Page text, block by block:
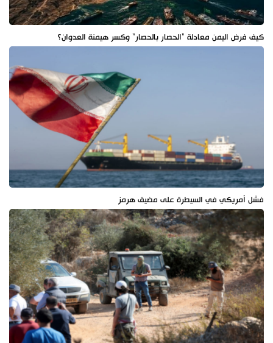
كيف فرض اليمن معادلة "الحصار بالحصار" وكسر هيمنة العدوان؟
فشل أمريكي في السيطرة على مضيق هرمز